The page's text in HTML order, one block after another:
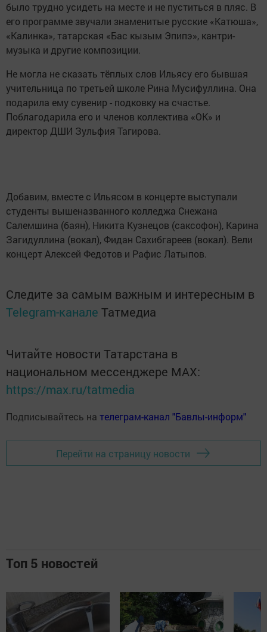
было трудно усидеть на месте и не пуститься в пляс. В
его программе звучали знаменитые русские «Катюша»,
«Калинка», татарская «Бас кызым Эпипэ», кантри-
музыка и другие композиции.
Не могла не сказать тёплых слов Ильясу его бывшая
учительница по третьей школе Рина Мусифуллина. Она
подарила ему сувенир - подковку на счастье.
Поблагодарила его и членов коллектива «ОК» и
директор ДШИ Зульфия Тагирова.
Добавим, вместе с Ильясом в концерте выступали
студенты вышеназванного колледжа Снежана
Салемшина (баян), Никита Кузнецов (саксофон), Карина
Загидуллина (вокал), Фидан Сахибгареев (вокал). Вели
концерт Алексей Федотов и Рафис Латыпов.
Следите за самым важным и интересным в
Telegram-канале Татмедиа
Читайте новости Татарстана в
национальном мессенджере MАХ:
https://max.ru/tatmedia
Подписывайтесь на телеграм-канал "Бавлы-информ"
Перейти на страницу новости
Топ 5 новостей